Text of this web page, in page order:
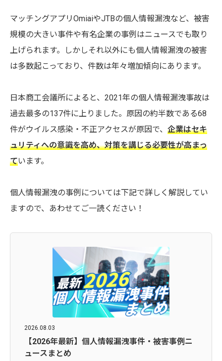
マッチングアプリOmiaiやJTBの個人情報漏洩など、被害
規模の大きい事件や有名企業の事例はニュースでも取り
上げられます。しかしそれ以外にも個人情報漏洩の被害
は多数起こっており、件数は年々増加傾向にあります。
日本商工会議所によると、2021年の個人情報漏洩事故は
過去最多の137件に上りました。原因の約半数である68
件がウイルス感染・不正アクセスが原因で、 企業はセキ
ュリティへの意識を高め、対策を講じる必要性が高まっ
ています。
個人情報漏洩の事例については下記で詳しく解説してい
ますので、あわせてご一読ください！
2026.08.03
【2026年最新】個人情報漏洩事件・被害事例ニ
ュースまとめ